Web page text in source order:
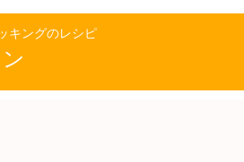
キングのレシピ